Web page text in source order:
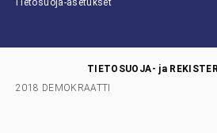
Tietosuoja-asetukset
2018 DEMOKRAATTI
TIETOSUOJA- ja